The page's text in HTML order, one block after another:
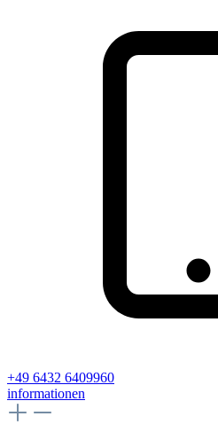
+49 6432 6409960
informationen